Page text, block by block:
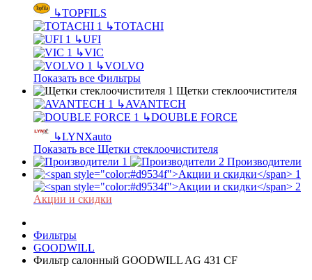
↳TOPFILS
↳TOTACHI
↳UFI
↳VIC
↳VOLVO
Показать все Фильтры
Щетки стеклоочистителя
↳AVANTECH
↳DOUBLE FORCE
↳LYNXauto
Показать все Щетки стеклоочистителя
Производители
Акции и скидки
Фильтры
GOODWILL
Фильтр салонный GOODWILL AG 431 CF